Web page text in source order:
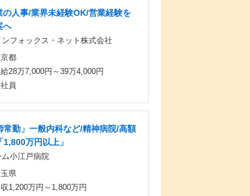
の人事/業界未経験OK/営業経験を
へ
フォックス・ネット株式会社
都
給28万7,000円～39万4,000円
員
常勤」一般内科など/精神病院/高額
1,800万円以上」
ム小江戸病院
県
1,200万円～1,800万円